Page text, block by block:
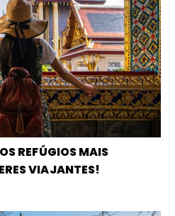
REFÚGIOS MAIS
VIAJANTES!